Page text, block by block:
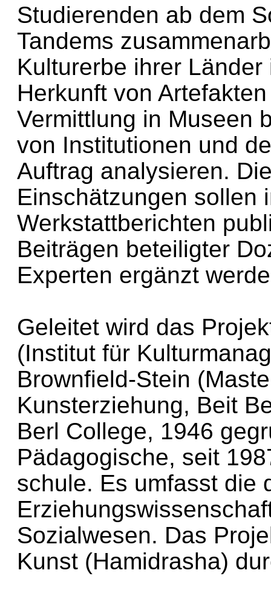
Studierenden ab dem
Tandems
Kulturerbe ihrer
Herkunft von
Vermittlung in Museen
von Institutionen und
Auftrag analysieren.
Einschätzungen sollen
Werkstattberichten
Beiträgen beteiligter
Experten ergänzt
Geleitet wird das
(Institut für
Brownfield-Stein
Kunsterziehung, Beit
Berl College, 1946
Pädagogische, seit
schule. Es umfasst die
Sozialwesen. Das
Kunst (Hamidrasha)